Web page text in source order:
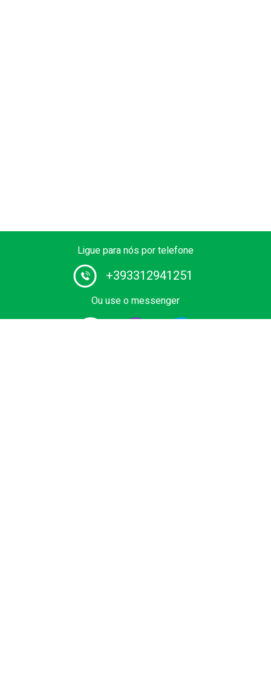
Ligue para nós por telefone
+393312941251
Ou use o messenger